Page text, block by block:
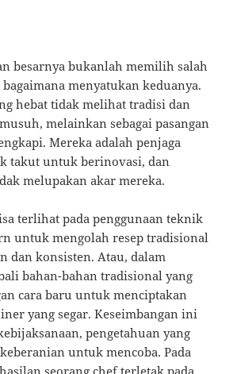
besarnya bukanlah memilih salah
menyatukan keduanya.
hebat tidak melihat tradisi dan
melainkan sebagai pasangan
Mereka adalah penjaga
takut untuk berinovasi, dan
melupakan akar mereka.
terlihat pada penggunaan teknik
untuk mengolah resep tradisional
dan konsisten. Atau, dalam
bahan-bahan tradisional yang
cara baru untuk menciptakan
yang segar. Keseimbangan ini
pengetahuan yang
untuk mencoba. Pada
seorang chef terletak pada